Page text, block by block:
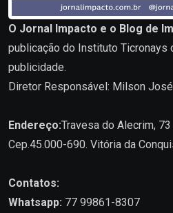
O Jornal Impacto e o Blog de
publicação do Instituto Ticronays
publicidade.
Diretor Responsável: Milson
Endereço:Travesa do Alecrim,
Cep.45.000-690. Vitória da
Contatos:
Whatsapp: 77 99861-8307